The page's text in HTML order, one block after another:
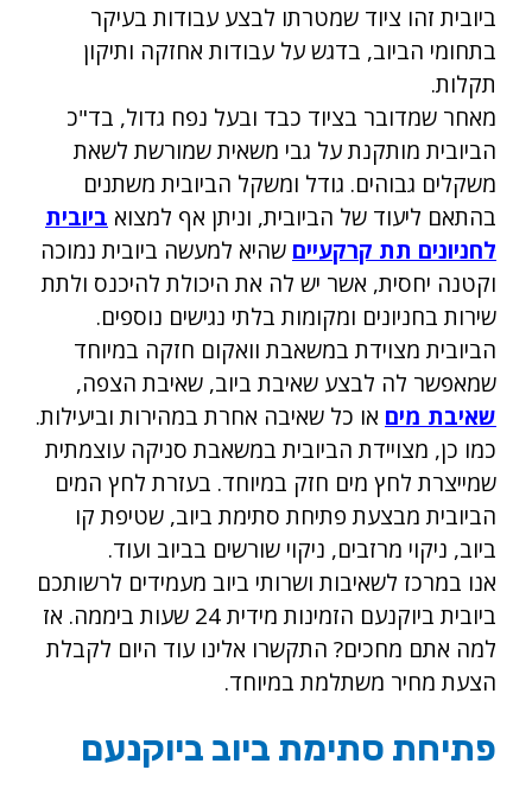
ביובית זהו ציוד שמטרתו לבצע עבודות בעיקר
בתחומי הביוב, בדגש על עבודות אחזקה ותיקון
תקלות.
מאחר שמדובר בציוד כבד ובעל נפח גדול, בד"כ
הביובית מותקנת על גבי משאית שמורשת לשאת
משקלים גבוהים. גודל ומשקל הביובית משתנים
בהתאם ליעוד של הביובית, וניתן אף למצוא ביובית
לחניונים תת קרקעיים שהיא למעשה ביובית נמוכה
וקטנה יחסית, אשר יש לה את היכולת להיכנס ולתת
שירות בחניונים ומקומות בלתי נגישים נוספים.
הביובית מצוידת במשאבת וואקום חזקה במיוחד
שמאפשר לה לבצע שאיבת ביוב, שאיבת הצפה,
שאיבת מים או כל שאיבה אחרת במהירות וביעילות.
כמו כן, מצויידת הביובית במשאבת סניקה עוצמתית
שמייצרת לחץ מים חזק במיוחד. בעזרת לחץ המים
הביובית מבצעת פתיחת סתימת ביוב, שטיפת קו
ביוב, ניקוי מרזבים, ניקוי שורשים בביוב ועוד.
אנו במרכז לשאיבות ושרותי ביוב מעמידים לרשותכם
ביובית ביוקנעם הזמינות מידית 24 שעות ביממה. אז
למה אתם מחכים? התקשרו אלינו עוד היום לקבלת
הצעת מחיר משתלמת במיוחד.
פתיחת סתימת ביוב ביוקנעם